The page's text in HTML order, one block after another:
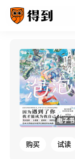
电子书
购买 试读